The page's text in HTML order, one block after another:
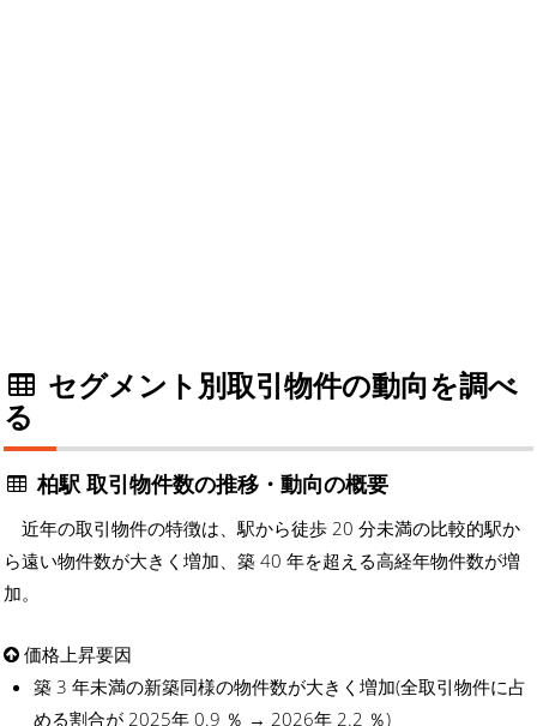
セグメント別取引物件の動向を調べ
る
柏駅 取引物件数の推移・動向の概要
近年の取引物件の特徴は、駅から徒歩 20 分未満の比較的駅か
ら遠い物件数が大きく増加、築 40 年を超える高経年物件数が増
加。
価格上昇要因
築 3 年未満の新築同様の物件数が大きく増加(全取引物件に占
める割合が 2025年 0.9 ％ → 2026年 2.2 ％)